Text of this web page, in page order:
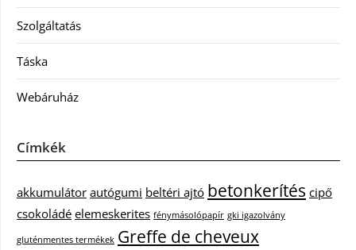
Szolgáltatás
Táska
Webáruház
Címkék
akkumulátor autógumi beltéri ajtó betonkerítés cipő
csokoládé elemeskerites fénymásolópapír gki igazolvány
gluténmentes termékek Greffe de cheveux